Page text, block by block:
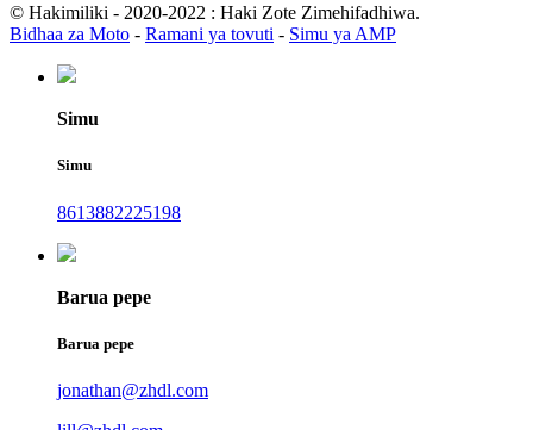
© Hakimiliki - 2020-2022 : Haki Zote Zimehifadhiwa.
Bidhaa za Moto - Ramani ya tovuti - Simu ya AMP
Simu
Simu
8613882225198
Barua pepe
Barua pepe
jonathan@zhdl.com